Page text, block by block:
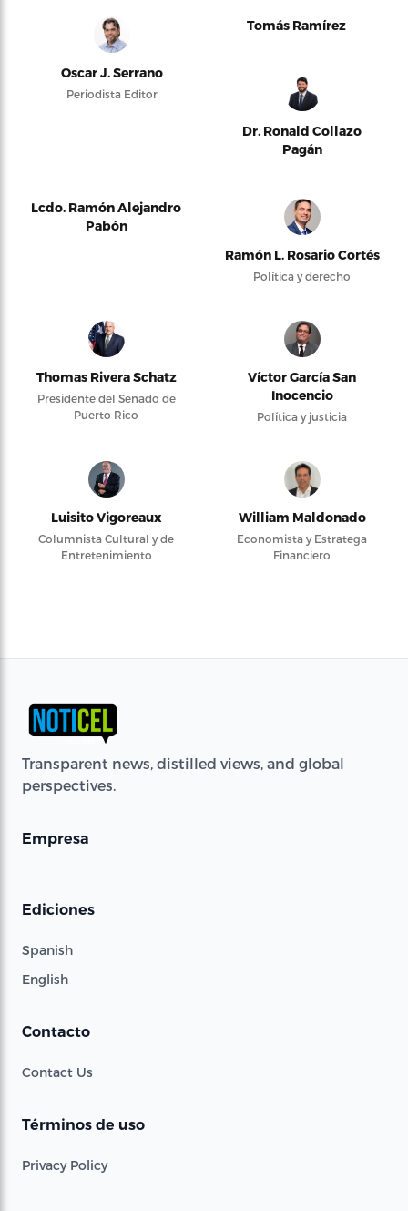
Oscar J. Serrano
Periodista Editor
Tomás Ramírez
Dr. Ronald Collazo
Pagán
Lcdo. Ramón Alejandro
Pabón
Ramón L. Rosario Cortés
Política y derecho
Thomas Rivera Schatz
Presidente del Senado de
Puerto Rico
Víctor García San
Inocencio
Política y justicia
Luisito Vigoreaux
Columnista Cultural y de
Entretenimiento
William Maldonado
Economista y Estratega
Financiero
Transparent news, distilled views, and global
perspectives.
Empresa
Ediciones
Spanish
English
Contacto
Contact Us
Términos de uso
Privacy Policy